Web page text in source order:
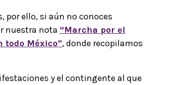
por ello, si aún no conoces
nuestra nota “Marcha por el
todo México”, donde recopilamos
y el contingente al que